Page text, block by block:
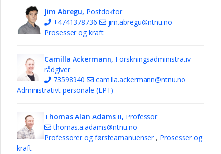
Professorer
og
førsteamanuenser
energisystemer
Prosesser
og
kraft
økologi
Termo-
og
Jim Abregu, Postdoktor
+4741378736
jim.abregu@ntnu.no
Prosesser og kraft
Camilla Ackermann, Forskningsadministrativ
rådgiver
73598940
camilla.ackermann@ntnu.no
Administrativt personale (EPT)
Thomas Alan Adams II, Professor
thomas.a.adams@ntnu.no
Professorer og førsteamanuenser , Prosesser og
kraft